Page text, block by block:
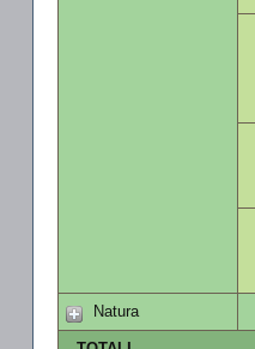
Natura